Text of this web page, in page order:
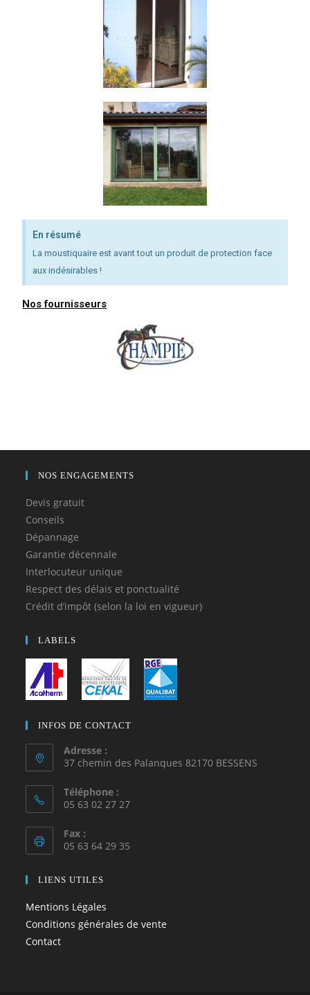
En résumé
La moustiquaire est avant tout un produit de protection face
aux indésirables !
Nos fournisseurs
NOS ENGAGEMENTS
Devis gratuit
Conseils
Dépannage
Garantie décennale
Interlocuteur unique
Respect des délais et ponctualité
Crédit d’impôt (selon la loi en vigueur)
LABELS
INFOS DE CONTACT
Adresse :
37 chemin des Palanques 82170 BESSENS
Téléphone :
05 63 02 27 27
Fax :
05 63 64 29 35
LIENS UTILES
Mentions Légales
Conditions générales de vente
Contact